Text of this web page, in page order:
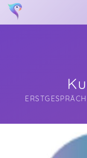
Soon you will learn